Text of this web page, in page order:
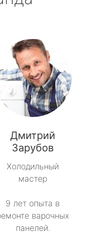
Дмитрий
Зарубов
Холодильный
мастер
9 лет опыта в
варочных
панелей.